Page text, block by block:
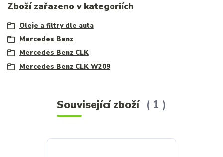
Zboží zařazeno v kategoriích
Oleje a filtry dle auta
Mercedes Benz
Mercedes Benz CLK
Mercedes Benz CLK W209
Související zboží 1